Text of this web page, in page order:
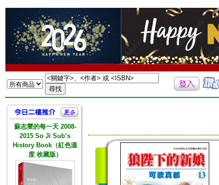
蘇志燮的每一天 2008-
2015 So Ji Sub’s
History Book（紅色溫
度 收藏版）